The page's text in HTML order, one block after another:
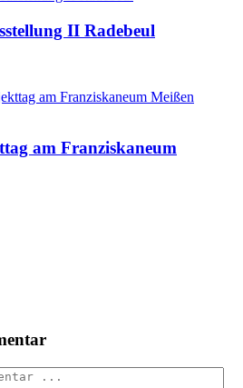
II Radebeul
am Franziskaneum